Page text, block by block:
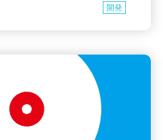
込んだベクトルを作成→RNNに入力
いうモデルです。 このモデルを損失
開発